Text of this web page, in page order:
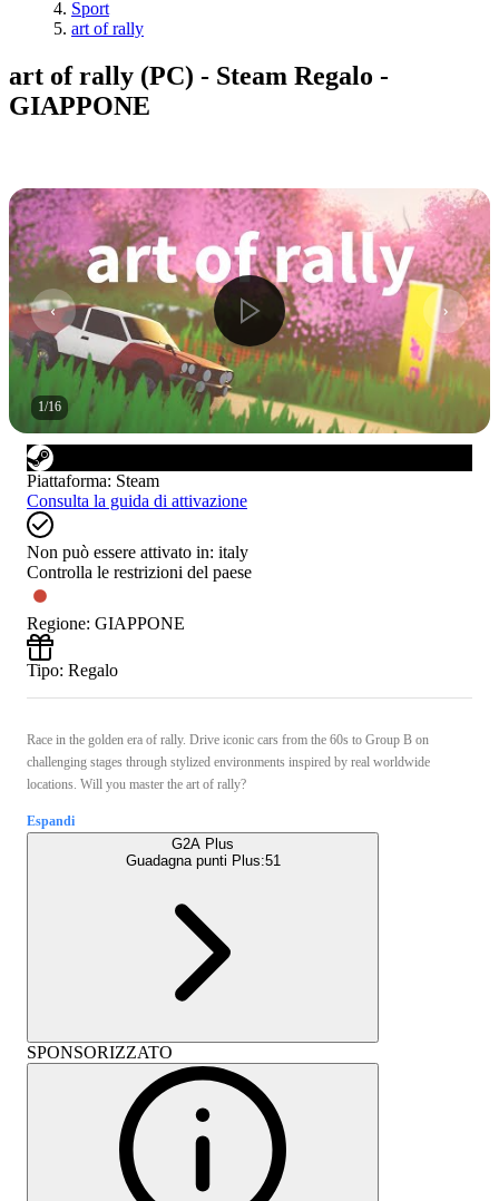
Sport
art of rally
art of rally (PC) - Steam Regalo -
GIAPPONE
1/16
Piattaforma: Steam
Consulta la guida di attivazione
Non può essere attivato in: italy
Controlla le restrizioni del paese
Regione: GIAPPONE
Tipo: Regalo
Race in the golden era of rally. Drive iconic cars from the 60s to Group B on
challenging stages through stylized environments inspired by real worldwide
locations. Will you master the art of rally?
Espandi
G2A Plus
Guadagna punti Plus:51
SPONSORIZZATO